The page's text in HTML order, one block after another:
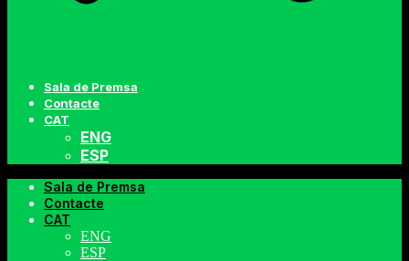
Sala de Premsa
Contacte
CAT
ENG
ESP
Sala de Premsa
Contacte
CAT
ENG
ESP